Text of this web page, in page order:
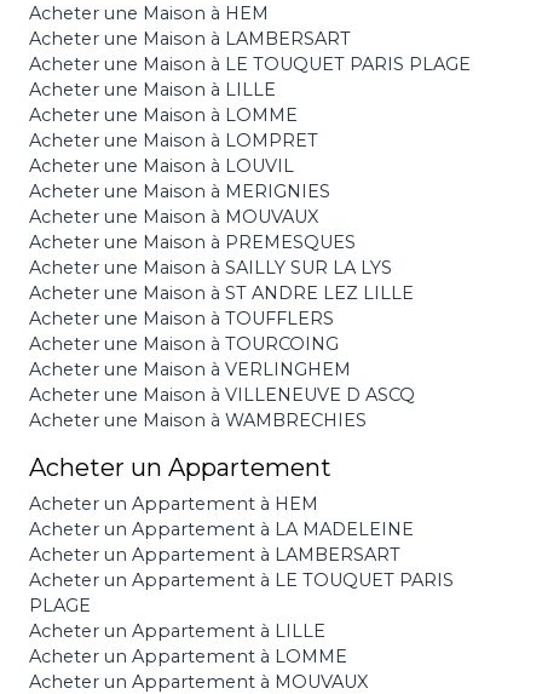
Acheter une Maison à HEM
Acheter une Maison à LAMBERSART
Acheter une Maison à LE TOUQUET PARIS PLAGE
Acheter une Maison à LILLE
Acheter une Maison à LOMME
Acheter une Maison à LOMPRET
Acheter une Maison à LOUVIL
Acheter une Maison à MERIGNIES
Acheter une Maison à MOUVAUX
Acheter une Maison à PREMESQUES
Acheter une Maison à SAILLY SUR LA LYS
Acheter une Maison à ST ANDRE LEZ LILLE
Acheter une Maison à TOUFFLERS
Acheter une Maison à TOURCOING
Acheter une Maison à VERLINGHEM
Acheter une Maison à VILLENEUVE D ASCQ
Acheter une Maison à WAMBRECHIES
Acheter un Appartement
Acheter un Appartement à HEM
Acheter un Appartement à LA MADELEINE
Acheter un Appartement à LAMBERSART
Acheter un Appartement à LE TOUQUET PARIS
PLAGE
Acheter un Appartement à LILLE
Acheter un Appartement à LOMME
Acheter un Appartement à MOUVAUX